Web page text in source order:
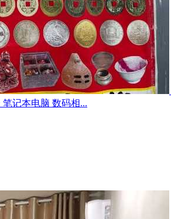
记本电脑 数码相...